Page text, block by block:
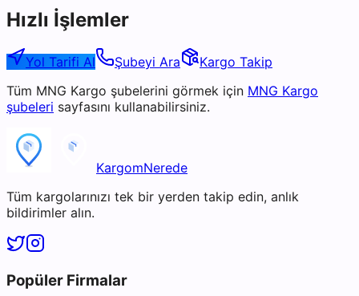
Hızlı İşlemler
Yol Tarifi Al Şubeyi Ara
Kargo Takip
Tüm MNG Kargo şubelerini görmek için MNG Kargo
şubeleri sayfasını kullanabilirsiniz.
KargomNerede
Tüm kargolarınızı tek bir yerden takip edin, anlık
bildirimler alın.
Popüler Firmalar